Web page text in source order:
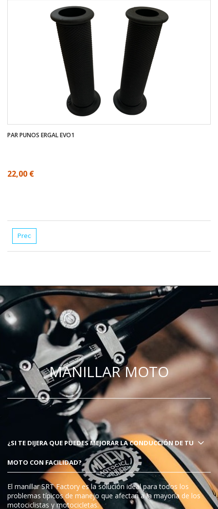
PAR PUNOS ERGAL EVO1
22,00 €
MANILLAR MOTO
¿SI TE DIJERA QUE PUEDES MEJORAR LA CONDUCCIÓN DE TU
MOTO CON FACILIDAD?
El manillar SRT Factory es la solución ideal para todos los
problemas típicos de manejo que afectan a la mayoría de los
motociclistas y motocicletas.